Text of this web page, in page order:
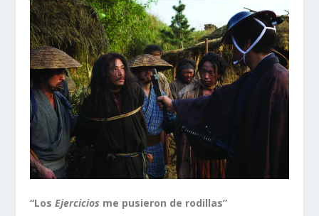
“LosEjercicios me pusieron de rodillas”